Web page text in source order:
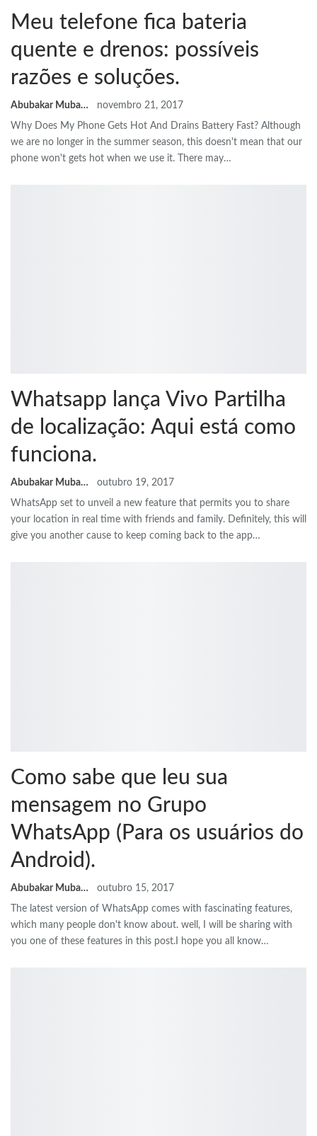
Meu telefone fica bateria
quente e drenos: possíveis
razões e soluções.
Abubakar Mubarak novembro 21, 2017
Why Does My Phone Gets Hot And Drains Battery Fast? Although
we are no longer in the summer season, this doesn't mean that our
phone won't gets hot when we use it. There may…
Whatsapp lança Vivo Partilha
de localização: Aqui está como
funciona.
Abubakar Mubarak outubro 19, 2017
WhatsApp set to unveil a new feature that permits you to share
your location in real time with friends and family. Definitely, this will
give you another cause to keep coming back to the app…
Como sabe que leu sua
mensagem no Grupo
WhatsApp (Para os usuários do
Android).
Abubakar Mubarak outubro 15, 2017
The latest version of WhatsApp comes with fascinating features,
which many people don't know about. well ,
I will be sharing with
you one of these features in this post.I hope you all know…